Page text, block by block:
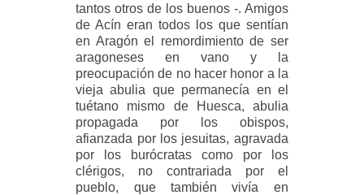
tantos otros de los buenos -. Amigos
de Acín eran todos los que sentían
en Aragón el remordimiento de ser
aragoneses en vano y la
preocupación de no hacer honor a la
vieja abulia que permanecía en el
tuétano mismo de Huesca, abulia
propagada por los obispos,
afianzada por los jesuitas, agravada
por los burócratas como por los
clérigos, no contrariada por el
pueblo, que también vivía en